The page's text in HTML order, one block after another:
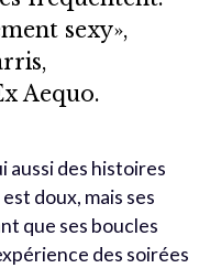
sexy»,
Aequo.
aussi des histoires
doux, mais ses
que ses boucles
des soirées